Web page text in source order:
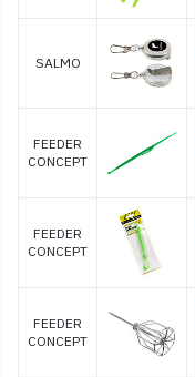
SALMO
FEEDER
CONCEPT
FEEDER
CONCEPT
FEEDER
CONCEPT